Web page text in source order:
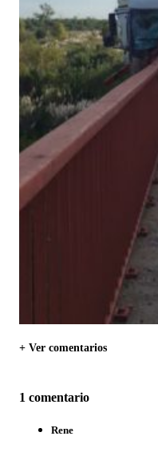
+ Ver comentarios
1 comentario
Rene